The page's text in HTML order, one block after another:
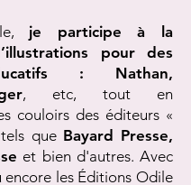
je participe à la
pour des
: Nathan,
, etc, tout en
couloirs des éditeurs «
que Bayard Presse,
et bien d'autres. Avec
encore les Éditions Odile